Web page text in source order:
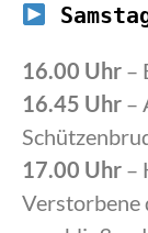
16.00 Uhr –
16.45 Uhr –
17.00 Uhr –
Verstorbene